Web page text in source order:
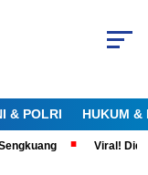
& POLRI HUKUM &
Viral! Diduga